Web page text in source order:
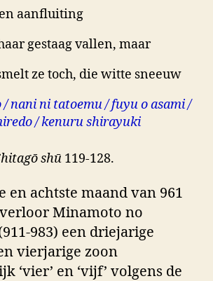
aanfluiting
gestaag vallen, maar
toch, die witte sneeuw
/ nani ni tatoemu / fuyu o asami /
/ kenuru shirayuki
shū 119-128.
en achtste maand van 961
Minamoto no
983) een driejarige
vierjarige zoon
‘vier’ en ‘vijf’ volgens de